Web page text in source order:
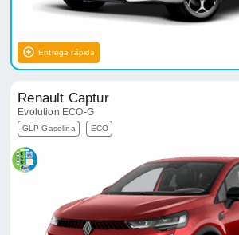
Entrega rápida
Renault Captur
Evolution ECO-G
GLP-Gasolina ECO